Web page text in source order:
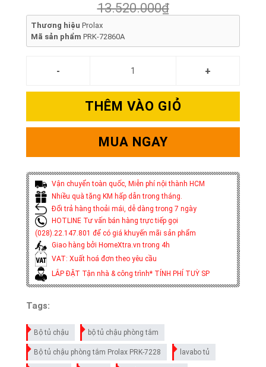
13.520.000₫
Thương hiệu Prolax
Mã sản phẩm PRK-72860A
THÊM VÀO GIỎ
MUA NGAY
Vận chuyển toàn quốc, Miễn phí nội thành HCM
Nhiều quà tặng KM hấp dẫn trong tháng.
Đổi trả hàng thoải mái, dễ dàng trong 7 ngày
HOTLINE Tư vấn bán hàng trực tiếp gọi
(028).22.147.801 để có giá khuyến mãi sản phẩm
Giao hàng bởi HomeXtra.vn trong 4h
VAT: Xuất hoá đơn theo yêu cầu
LẮP ĐẶT Tận nhà & công trình* TÍNH PHÍ TUỲ SP
Tags:
Bộ tủ chậu bộ tủ chậu phòng tắm
Bộ tủ chậu phòng tắm Prolax PRK-7228 lavabo tủ